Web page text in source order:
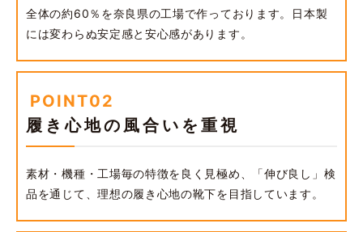
全体の約60％を奈良県の工場で作っております。日本製
には変わらぬ安定感と安心感があります。
POINT02
履き心地の風合いを重視
素材・機種・工場毎の特徴を良く見極め、「伸び良し」検
品を通じて、理想の履き心地の靴下を目指しています。